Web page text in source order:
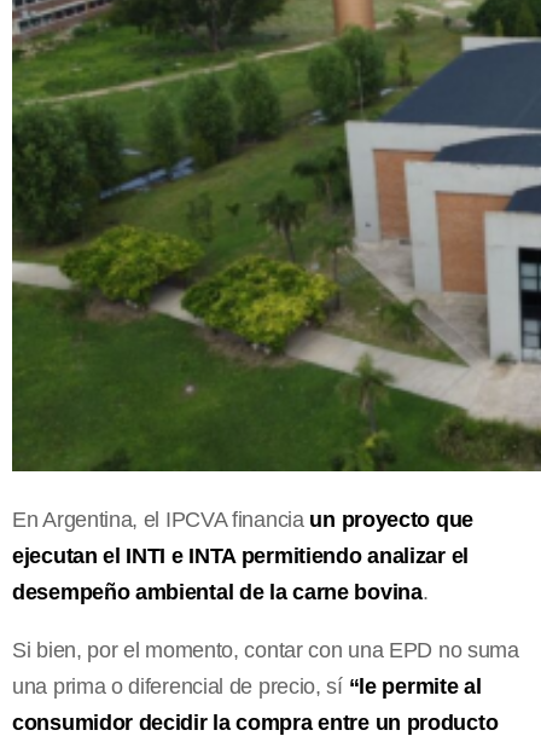
En Argentina, el IPCVA financia un proyecto que
ejecutan el INTI e INTA permitiendo analizar el
desempeño ambiental de la carne bovina.
Si bien, por el momento, contar con una EPD no suma
una prima o diferencial de precio, sí“le permite al
consumidor decidir la compra entre un producto